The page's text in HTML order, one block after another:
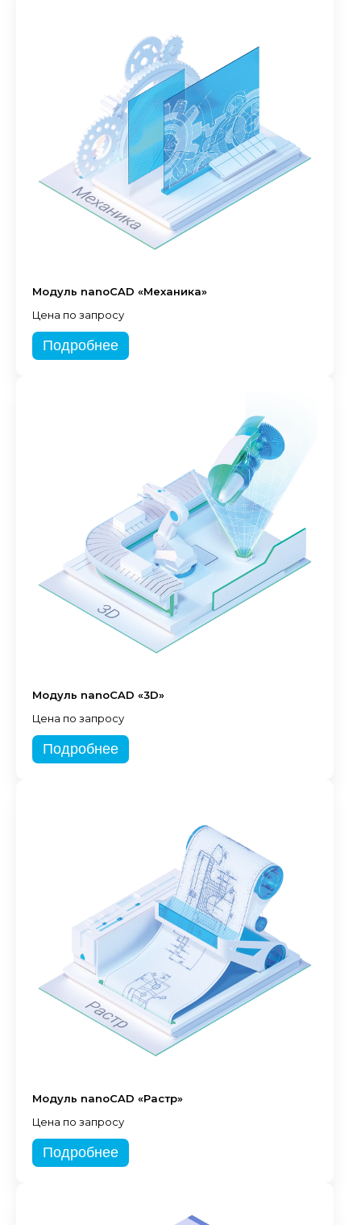
Модуль nanoCAD «Механика»
Цена по запросу
Подробнее
Модуль nanoCAD «3D»
Цена по запросу
Подробнее
Модуль nanoCAD «Растр»
Цена по запросу
Подробнее